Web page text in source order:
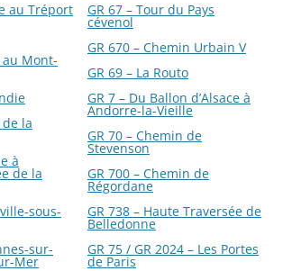
au Tréport
au Mont-
de la
à
de la
sous-
sur-
Mer
GR 67 – Tour du Pays
cévenol
GR 670 – Chemin Urbain V
GR 69 – La Routo
GR 7 – Du Ballon d’Alsace à
Andorre-la-Vieille
GR 70 – Chemin de
Stevenson
GR 700 – Chemin de
Régordane
GR 738 – Haute Traversée de
Belledonne
GR 75 / GR 2024 – Les Portes
de Paris